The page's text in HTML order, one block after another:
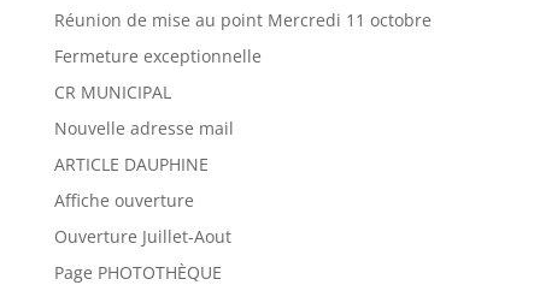
Réunion de mise au point Mercredi 11 octobre
Fermeture exceptionnelle
CR MUNICIPAL
Nouvelle adresse mail
ARTICLE DAUPHINE
Affiche ouverture
Ouverture Juillet-Aout
Page PHOTOTHÈQUE